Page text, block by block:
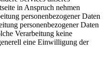
in Anspruch nehmen
personenbezogener Daten
personenbezogener Daten
Verarbeitung keine
eine Einwilligung der